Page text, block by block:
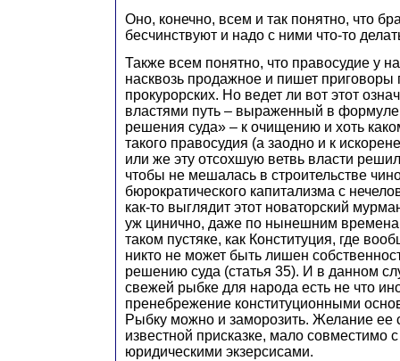
Оно, конечно, всем и так понятно, что
бесчинствуют и надо с ними что-то
Также всем понятно, что правосудие у
насквозь продажное и пишет приговоры
прокурорских. Но ведет ли вот этот
властями путь – выраженный в
решения суда» – к очищению и хоть
такого правосудия (а заодно и к
или же эту отсохшую ветвь власти
чтобы не мешалась в строительстве
бюрократического капитализма с
как-то выглядит этот новаторский
уж цинично, даже по нынешним
таком пустяке, как Конституция, где
никто не может быть лишен
решению суда (статья 35). И в данном
свежей рыбке для народа есть не что
пренебрежение конституционными
Рыбку можно и заморозить. Желание ее
известной присказке, мало совместимо
юридическими экзерсисами.